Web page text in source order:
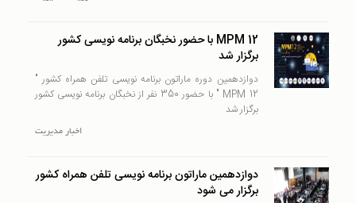
MPM 12 با حضور نخبگان برنامه نویسی کشور
برگزار شد
دوازدهمین دوره ماراتون برنامه نویسی تلفن همراه کشور "
MPM 12 " با حضور 350 نفر از نخبگان برنامه نویسی کشور
برگزار شد
اخبار مدیریت
دوازدهمین ماراتون برنامه نویسی تلفن همراه کشور
برگزار می شود